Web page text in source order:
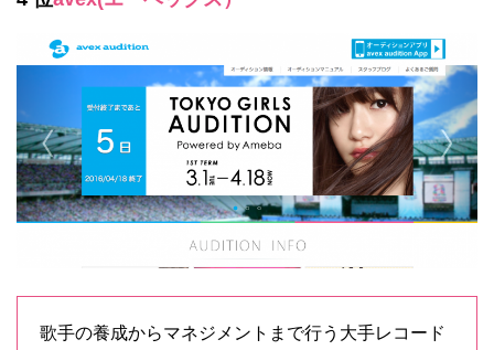
歌手の養成からマネジメントまで行う大手レコード